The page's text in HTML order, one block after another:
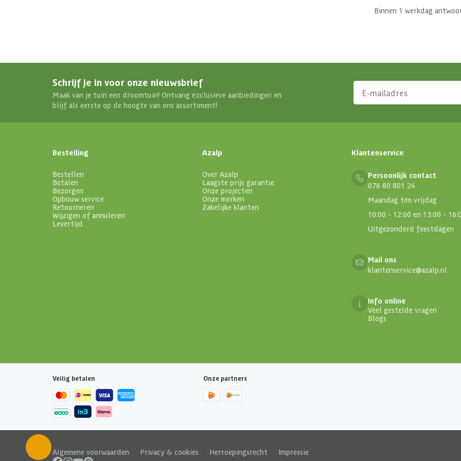
Binnen 1 werkdag
Schrijf je in voor onze nieuwsbrief
Maak van je tuin een droomtuin! Ontvang exclusieve aanbiedingen en
blijf als eerste op de hoogte van ons assortiment!
Bestelling
Bestellen
Betalen
Bezorgen
Opbouw service
Retourneren
Wijzigen of annuleren
Levertijd
Azalp
Over Azalp
Laagste prijs garantie
Onze projecten
Onze merken
Zakelijke klanten
Klantenservice
Persoonlijk contact
076 80 801 24
Maandag t/m vrijdag
10:00 - 12:00 en 13:00 -
Uitgezonderd feestdagen
Mail ons
klantenservice@azalp.nl
Info online
Veel gestelde vragen
Blogs
Veilig betalen Onze partners
Algemene voorwaarden Privacy & cookies Herroepingsrecht Impressie